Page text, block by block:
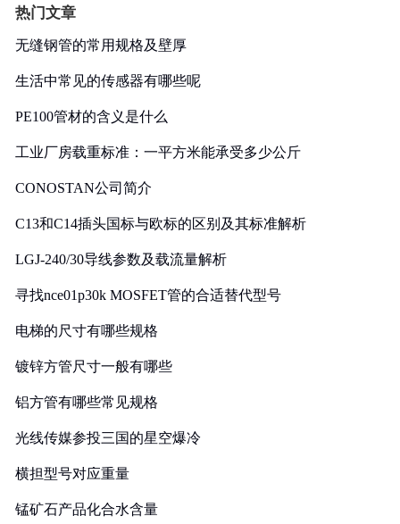
热门文章
无缝钢管的常用规格及壁厚
生活中常见的传感器有哪些呢
PE100管材的含义是什么
工业厂房载重标准：一平方米能承受多少公斤
CONOSTAN公司简介
C13和C14插头国标与欧标的区别及其标准解析
LGJ-240/30导线参数及载流量解析
寻找nce01p30k MOSFET管的合适替代型号
电梯的尺寸有哪些规格
镀锌方管尺寸一般有哪些
铝方管有哪些常见规格
光线传媒参投三国的星空爆冷
横担型号对应重量
锰矿石产品化合水含量